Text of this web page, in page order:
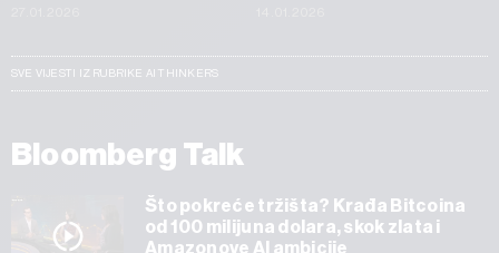
SVE VIJESTI IZ RUBRIKE AI THINKERS
Bloomberg Talk
Što pokreće tržišta? Krađa Bitcoina
od 100 milijuna dolara, skok zlata i
Amazonove AI ambicije